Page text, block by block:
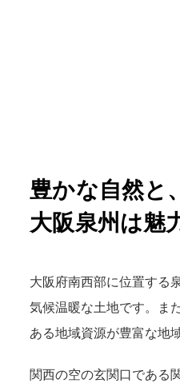
豊かな自然と、
大阪泉州は魅
大阪府南西部に位置する
気候温暖な土地です。ま
ある地域資源が豊富な地
関西の空の玄関口である